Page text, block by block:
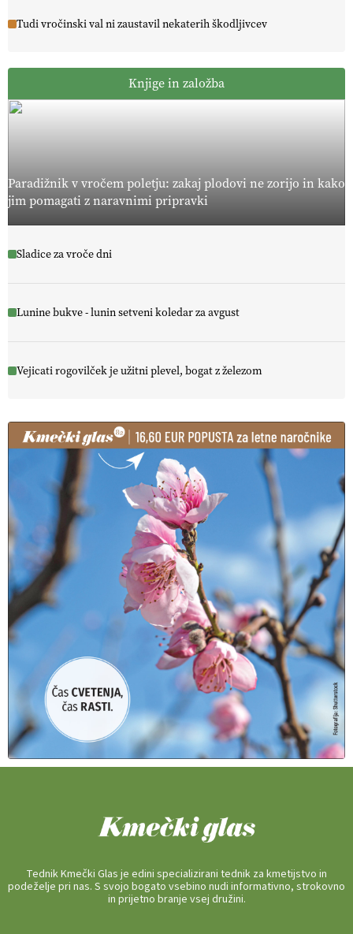
Tudi vročinski val ni zaustavil nekaterih škodljivcev
Knjige in založba
Paradižnik v vročem poletju: zakaj plodovi ne zorijo in kako
jim pomagati z naravnimi pripravki
Sladice za vroče dni
Lunine bukve - lunin setveni koledar za avgust
Vejicati rogovilček je užitni plevel, bogat z železom
Tednik Kmečki Glas je edini specializirani tednik za kmetijstvo in
podeželje pri nas. S svojo bogato vsebino nudi informativno, strokovno
in prijetno branje vsej družini.